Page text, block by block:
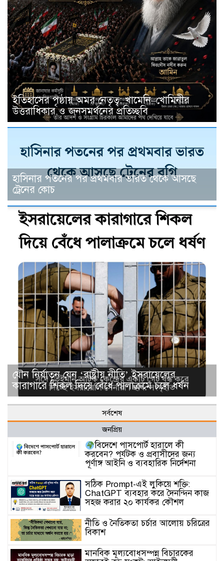
ইতিহাসের পৃষ্ঠায় অমর নেতৃত্ব: খামেনি–খোমিনীর
উত্তরাধিকার ও জনসমর্থনের প্রতিচ্ছবি
হাসিনার পতনের পর প্রথমবার ভারত থেকে আসছে
ট্রেনের কোচ
যৌন নির্যাতন যেন ‘রাষ্ট্রীয় নীতি’ ইসরায়েলের
কারাগারে শিকল দিয়ে বেঁধে পালাক্রমে চলে ধর্ষন
সর্বশেষ
জনপ্রিয়
বিদেশে পাসপোর্ট হারালে কী
করবেন? পর্যটক ও প্রবাসীদের জন্য
পূর্ণাঙ্গ আইনি ও ব্যবহারিক নির্দেশনা
সঠিক Prompt-এই লুকিয়ে শক্তি:
ChatGPT ব্যবহার করে দৈনন্দিন কাজ
সহজ করার ২০ কার্যকর কৌশল
নীতি ও নৈতিকতা চর্চার আলোয় চরিত্রের
বিকাশ
মানবিক মূল্যবোধসম্পন্ন বিচারকের